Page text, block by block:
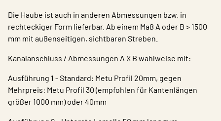
Die Haube ist auch in anderen Abmessungen bzw. in
rechteckiger Form lieferbar. Ab einem Maß A oder B > 1500
mm mit außenseitigen, sichtbaren Streben.
Kanalanschluss / Abmessungen A X B wahlweise mit:
Ausführung 1 - Standard: Metu Profil 20mm, gegen
Mehrpreis: Metu Profil 30 (empfohlen für Kantenlängen
größer 1000 mm) oder 40mm